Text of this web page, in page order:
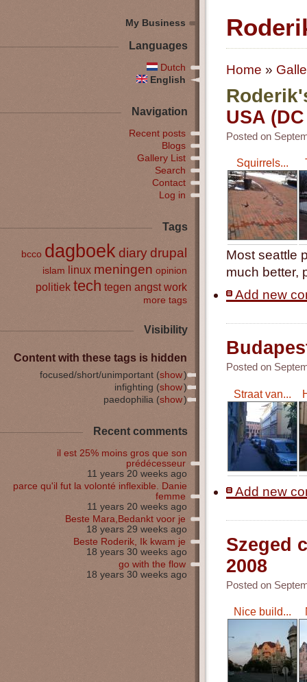
Home »
USA
Posted on
Squirrels...
Most seattle
much better,
Add new
Posted on
Straat van...
Add new
Szeged
2008
Posted on
Nice build...
My Business
Languages
Dutch
English
Navigation
Recent posts
Blogs
Gallery List
Search
Contact
Log in
Tags
bcco dagboek diarydrupal
islam linux meningen opinion
politiek tech tegen angst work
more tags
Visibility
Content with these tags is hidden
focused/short/unimportant (show)
infighting (show)
paedophilia (show)
Recent comments
il est 25% moins gros que son
prédécesseur
11 years 20 weeks ago
parce qu'il fut la volonté inflexible. Danie
femme
11 years 20 weeks ago
Beste Mara,Bedankt voor je
18 years 29 weeks ago
Beste Roderik, Ik kwam je
18 years 30 weeks ago
go with the flow
18 years 30 weeks ago